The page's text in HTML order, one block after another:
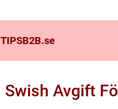
TIPSB2B.se
Swish Avgift